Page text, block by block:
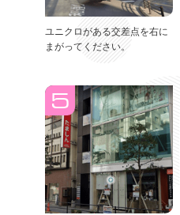
ユニクロがある交差点を右に
まがってください。